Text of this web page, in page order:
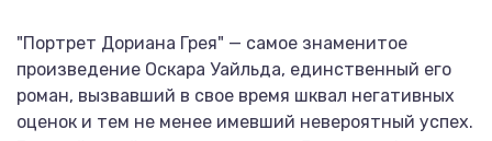
"Портрет Дориана Грея" — самое знаменитое
произведение Оскара Уайльда, единственный его
роман, вызвавший в свое время шквал негативных
оценок и тем не менее имевший невероятный успех.